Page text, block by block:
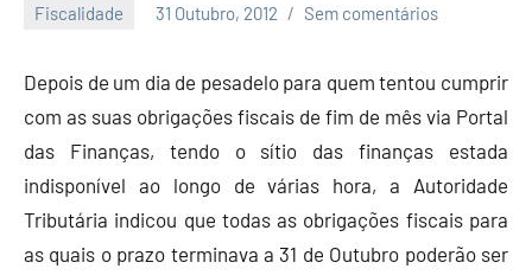
Fiscalidade 31 Outubro, 2012
Finanças
Sem comentários
Depois de um dia de pesadelo para quem tentou cumprir
com as suas obrigações fiscais de fim de mês via Portal
das Finanças, tendo o sítio das finanças estada
indisponível ao longo de várias hora, a Autoridade
Tributária indicou que todas as obrigações fiscais para
as quais o prazo terminava a 31 de Outubro poderão ser